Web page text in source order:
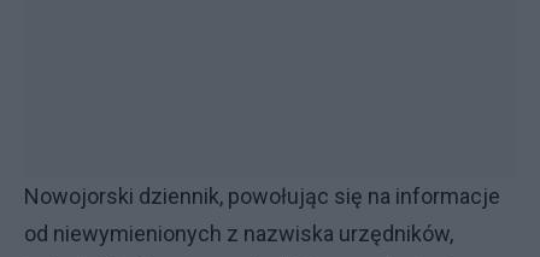
Nowojorski dziennik, powołując się na informacje
od niewymienionych z nazwiska urzędników,